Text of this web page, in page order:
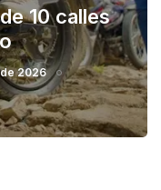
10 calles
2026